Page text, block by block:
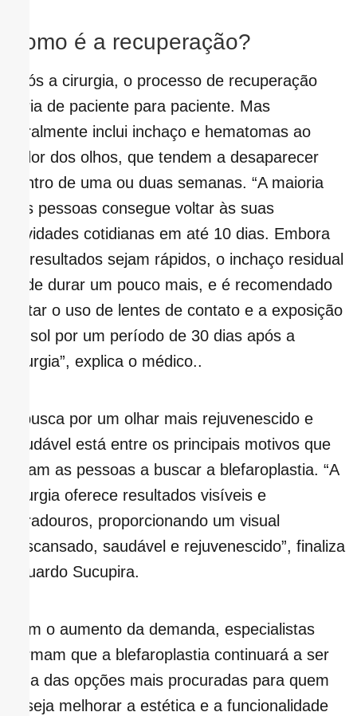
Como é a recuperação?
Após a cirurgia, o processo de recuperação
varia de paciente para paciente. Mas
geralmente inclui inchaço e hematomas ao
redor dos olhos, que tendem a desaparecer
dentro de uma ou duas semanas. “A maioria
das pessoas consegue voltar às suas
atividades cotidianas em até 10 dias. Embora
os resultados sejam rápidos, o inchaço residual
pode durar um pouco mais, e é recomendado
evitar o uso de lentes de contato e a exposição
ao sol por um período de 30 dias após a
cirurgia”, explica o médico..
A busca por um olhar mais rejuvenescido e
saudável está entre os principais motivos que
levam as pessoas a buscar a blefaroplastia. “A
cirurgia oferece resultados visíveis e
duradouros, proporcionando um visual
descansado, saudável e rejuvenescido”, finaliza
Eduardo Sucupira.
Com o aumento da demanda, especialistas
afirmam que a blefaroplastia continuará a ser
uma das opções mais procuradas para quem
deseja melhorar a estética e a funcionalidade